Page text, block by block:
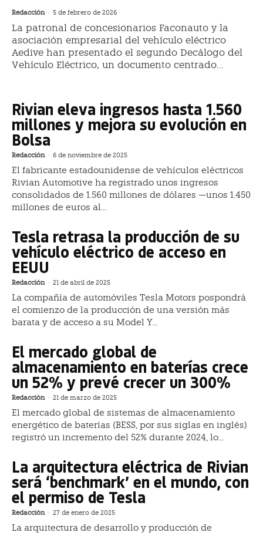
Redacción - 5 de febrero de 2026
La patronal de concesionarios Faconauto y la
asociación empresarial del vehículo eléctrico
Aedive han presentado el segundo Decálogo del
Vehículo Eléctrico, un documento centrado...
Rivian eleva ingresos hasta 1.560
millones y mejora su evolución en
Bolsa
Redacción - 6 de noviembre de 2025
El fabricante estadounidense de vehículos eléctricos
Rivian Automotive ha registrado unos ingresos
consolidados de 1.560 millones de dólares —unos 1.450
millones de euros al...
Tesla retrasa la producción de su
vehículo eléctrico de acceso en
EEUU
Redacción - 21 de abril de 2025
La compañía de automóviles Tesla Motors pospondrá
el comienzo de la producción de una versión más
barata y de acceso a su Model Y...
El mercado global de
almacenamiento en baterías crece
un 52% y prevé crecer un 300%
Redacción - 21 de marzo de 2025
El mercado global de sistemas de almacenamiento
energético de baterías (BESS, por sus siglas en inglés)
registró un incremento del 52% durante 2024, lo...
La arquitectura eléctrica de Rivian
será ‘benchmark’ en el mundo, con
el permiso de Tesla
Redacción - 27 de enero de 2025
La arquitectura de desarrollo y producción de